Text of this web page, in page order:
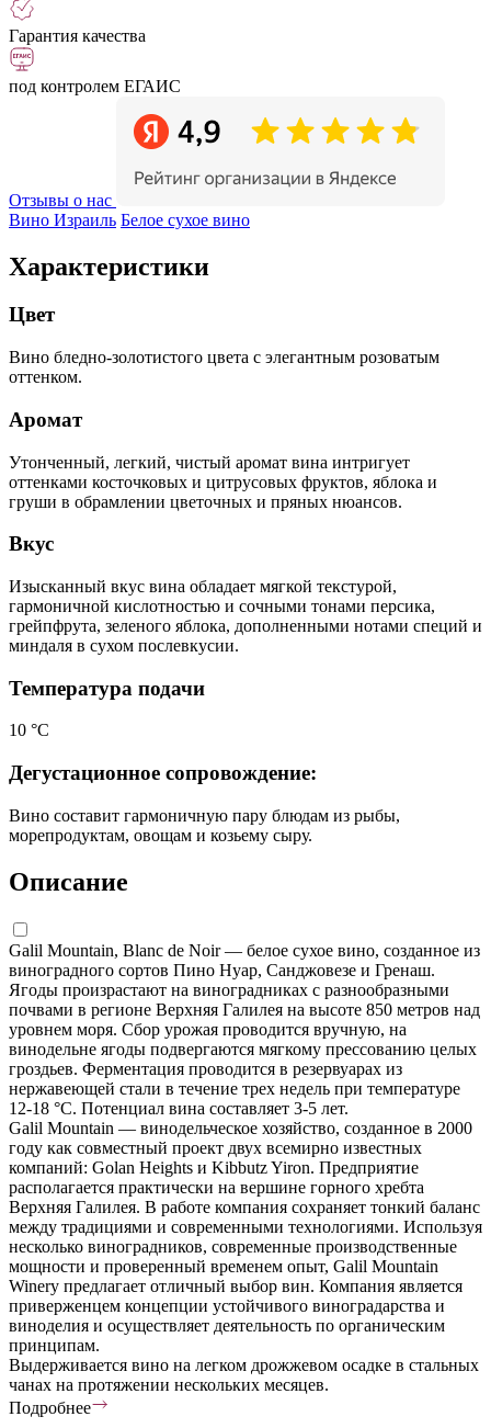
Гарантия качества
под контролем ЕГАИС
Отзывы о нас
Вино Израиль Белое сухое вино
Характеристики
Цвет
Вино бледно-золотистого цвета с элегантным розоватым
оттенком.
Аромат
Утонченный, легкий, чистый аромат вина интригует
оттенками косточковых и цитрусовых фруктов, яблока и
груши в обрамлении цветочных и пряных нюансов.
Вкус
Изысканный вкус вина обладает мягкой текстурой,
гармоничной кислотностью и сочными тонами персика,
грейпфрута, зеленого яблока, дополненными нотами специй и
миндаля в сухом послевкусии.
Температура подачи
10 °С
Дегустационное сопровождение:
Вино составит гармоничную пару блюдам из рыбы,
морепродуктам, овощам и козьему сыру.
Описание
Galil Mountain, Blanc de Noir — белое сухое вино, созданное из
виноградного сортов Пино Нуар, Санджовезе и Гренаш.
Ягоды произрастают на виноградниках с разнообразными
почвами в регионе Верхняя Галилея на высоте 850 метров над
уровнем моря. Сбор урожая проводится вручную, на
винодельне ягоды подвергаются мягкому прессованию целых
гроздьев. Ферментация проводится в резервуарах из
нержавеющей стали в течение трех недель при температуре
12-18 °С. Потенциал вина составляет 3-5 лет.
Galil Mountain — винодельческое хозяйство, созданное в 2000
году как совместный проект двух всемирно известных
компаний: Golan Heights и Kibbutz Yiron. Предприятие
располагается практически на вершине горного хребта
Верхняя Галилея. В работе компания сохраняет тонкий баланс
между традициями и современными технологиями. Используя
несколько виноградников, современные производственные
мощности и проверенный временем опыт, Galil Mountain
Winery предлагает отличный выбор вин. Компания является
приверженцем концепции устойчивого виноградарства и
виноделия и осуществляет деятельность по органическим
принципам.
Выдерживается вино на легком дрожжевом осадке в стальных
чанах на протяжении нескольких месяцев.
Подробнее